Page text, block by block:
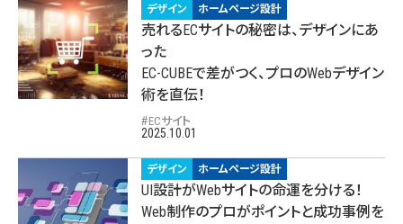
デザイン ホームページ設計
売れるECサイトの秘密は、デザインにあ
った
EC-CUBEで差がつく、プロのWebデザイン
術を直伝！
ECサイト
2025.10.01
デザイン ホームページ設計
UI設計がWebサイトの命運を分ける！
Web制作のプロがポイントと成功事例を